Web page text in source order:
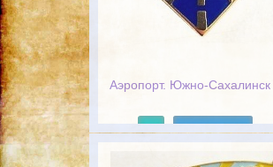
Аэропорт. Южно-Сахалинск